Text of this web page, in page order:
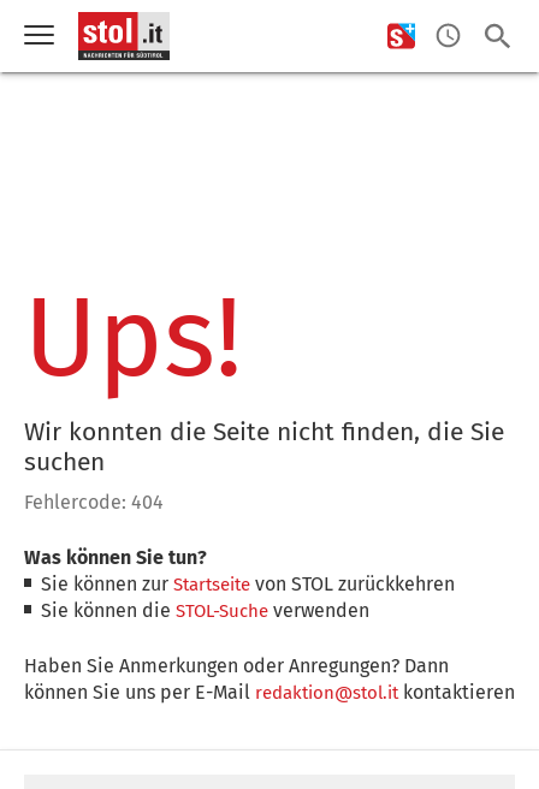
Ups!
Wir konnten die Seite nicht finden, die Sie
suchen
Fehlercode: 404
Was können Sie tun?
Sie können zurStartseite von STOL zurückkehren
Sie können dieSTOL-Suche verwenden
Haben Sie Anmerkungen oder Anregungen? Dann
können Sie uns per E-Mail redaktion@stol.itkontaktieren